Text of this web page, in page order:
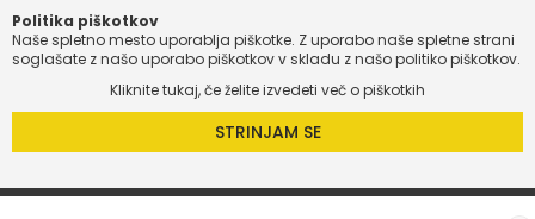
Politika piškotkov
Naše spletno mesto uporablja piškotke. Z uporabo naše spletne strani
soglašate z našo uporabo piškotkov v skladu z našo politiko piškotkov.
Kliknite tukaj, če želite izvedeti več o piškotkih
STRINJAM SE
Preskoči